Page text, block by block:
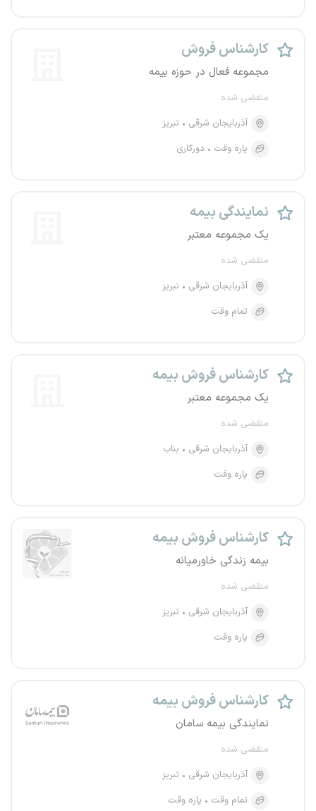
کارشناس فروش
مجموعه فعال در حوزه بیمه
منقضی شده
آذربایجان شرقی
تبریز
پاره وقت
دورکاری
نمایندگی بیمه
یک مجموعه معتبر
منقضی شده
آذربایجان شرقی
تبریز
تمام وقت
کارشناس فروش بیمه
یک مجموعه معتبر
منقضی شده
آذربایجان شرقی
بناب
پاره وقت
کارشناس فروش بیمه
بیمه زندگی خاورمیانه
منقضی شده
آذربایجان شرقی
تبریز
پاره وقت
کارشناس فروش بیمه
نمایندگی بیمه سامان
منقضی شده
آذربایجان شرقی
تبریز
تمام وقت
پاره وقت